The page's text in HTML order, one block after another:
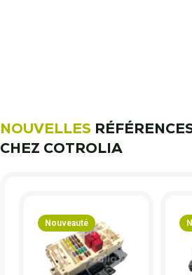
NOUVELLES
CHEZ COTROLIA
Nouveauté